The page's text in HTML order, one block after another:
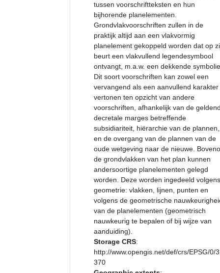
tussen voorschriftteksten en hun
bijhorende planelementen.
Grondvlakvoorschriften zullen in de
praktijk altijd aan een vlakvormig
planelement gekoppeld worden dat op
beurt een vlakvullend legendesymbool
ontvangt, m.a.w. een dekkende
Dit soort voorschriften kan zowel een
vervangend als een aanvullend karakter
vertonen ten opzicht van andere
voorschriften, afhankelijk van de
decretale marges betreffende
subsidiariteit, hiërarchie van de plannen,
en de overgang van de plannen van de
oude wetgeving naar de nieuwe.
de grondvlakken van het plan kunnen
andersoortige planelementen gelegd
worden. Deze worden ingedeeld volgens
geometrie: vlakken, lijnen, punten en
volgens de geometrische
van de planelementen (geometrisch
nauwkeurig te bepalen of bij wijze van
aanduiding).
Storage CRS:
http://www.opengis.net/def/crs/EPSG/0/
370